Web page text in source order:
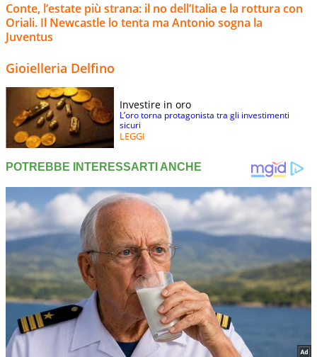
Conte, l’estate più strana: il no dell’Italia e la rottura con
Oriali. Il Newcastle lo tenta ma Antonio sogna la
Juventus
Gioielleria Delfino
Investire in oro
L’oro torna protagonista tra gli investimenti
sicuri
LEGGI